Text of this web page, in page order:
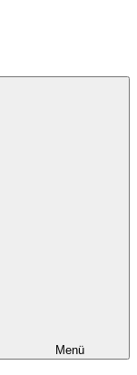
Menü